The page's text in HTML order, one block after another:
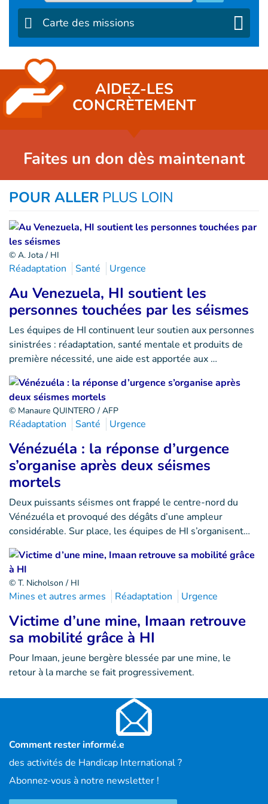
Carte des missions
AIDEZ-LES
CONCRÈTEMENT
Faites un don dès maintenant
POUR ALLER PLUS LOIN
© A. Jota / HI
Réadaptation Santé Urgence
Au Venezuela, HI soutient les
personnes touchées par les séismes
Les équipes de HI continuent leur soutien aux personnes
sinistrées : réadaptation, santé mentale et produits de
première nécessité, une aide est apportée aux …
© Manaure QUINTERO / AFP
Réadaptation Santé Urgence
Vénézuéla : la réponse d’urgence
s’organise après deux séismes
mortels
Deux puissants séismes ont frappé le centre-nord du
Vénézuéla et provoqué des dégâts d’une ampleur
considérable. Sur place, les équipes de HI s’organisent…
© T. Nicholson / HI
Mines et autres armes Réadaptation Urgence
Victime d’une mine, Imaan retrouve
sa mobilité grâce à HI
Pour Imaan, jeune bergère blessée par une mine, le
retour à la marche se fait progressivement.
Comment rester informé.e
des activités de Handicap International ?
Abonnez-vous à notre newsletter !